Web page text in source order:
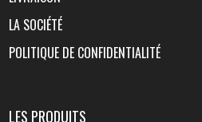
LA SOCIÉTÉ
POLITIQUE DE CONFIDENTIALITÉ
LES PRODUITS